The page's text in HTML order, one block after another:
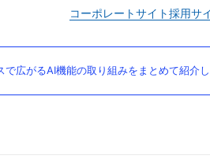
コーポレートサイト採用サ
広がるAI機能の取り組みをまとめて紹介し